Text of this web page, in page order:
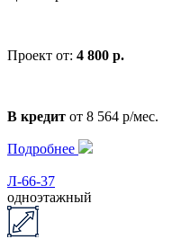
Проект от: 4 800 р.
В кредит от 8 564 р/мес.
Подробнее
Л-66-37
одноэтажный